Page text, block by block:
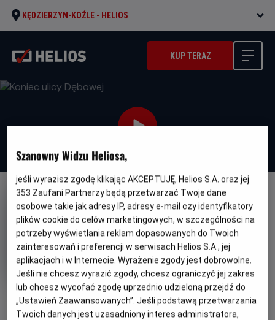
KĘDZIERZYN-KOŹLE - HELIOS
KUP TERAZ
WKRÓTCE
OBSERWUJ
Koniec ulicy Dębowej
Oryginalny
tytuł
The End of Oak Street Gatunek
Thriller /
Przygodowy / Akcja / Science fiction
wiek
13 lat
Czas
trwania
99 min
Kraj
rok
produkcji
USA (2026)
Szanowny Widzu Heliosa,
jeśli wyrazisz zgodę klikając AKCEPTUJĘ, Helios S.A. oraz jej
353 Zaufani Partnerzy będą przetwarzać Twoje dane
osobowe takie jak adresy IP, adresy e-mail czy identyfikatory
plików cookie do celów marketingowych, w szczególności na
potrzeby wyświetlania reklam dopasowanych do Twoich
zainteresowań i preferencji w serwisach Helios S.A., jej
aplikacjach i w Internecie. Wyrażenie zgody jest dobrowolne.
Jeśli nie chcesz wyrazić zgody, chcesz ograniczyć jej zakres
lub chcesz wycofać zgodę uprzednio udzieloną przejdź do
„Ustawień Zaawansowanych”. Jeśli podstawą przetwarzania
Twoich danych jest uzasadniony interes administratora,